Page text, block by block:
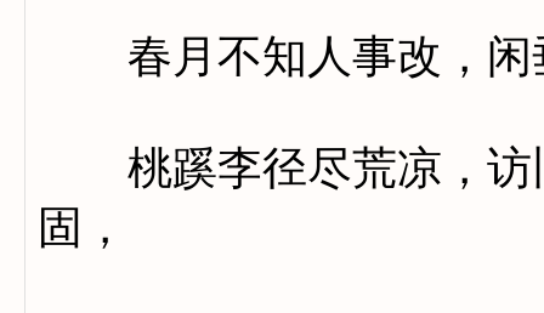
春月不知人事改，闲
桃蹊李径尽荒凉，访
固，